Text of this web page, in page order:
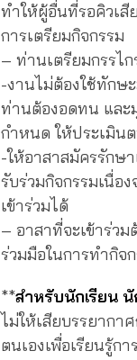
ทำให้ผู้อื่นที่รอคิวเสี
การเตรียมกิจกรรม
– ท่านเตรียมกรรไ
-งานไม่ต้องใช้ทักษ
ท่านต้องอดทน และ
กำหนด ให้ประเมิน
-ให้อาสาสมัครรักษ
รับร่วมกิจกรรมเนื่อ
เข้าร่วมได้
– อาสาที่จะเข้าร่ว
ร่วมมือในการทำกิจ
**สำหรับนักเรียน
ไม่ให้เสียบรรยากา
ตนเองเพื่อเรียนรู้ก